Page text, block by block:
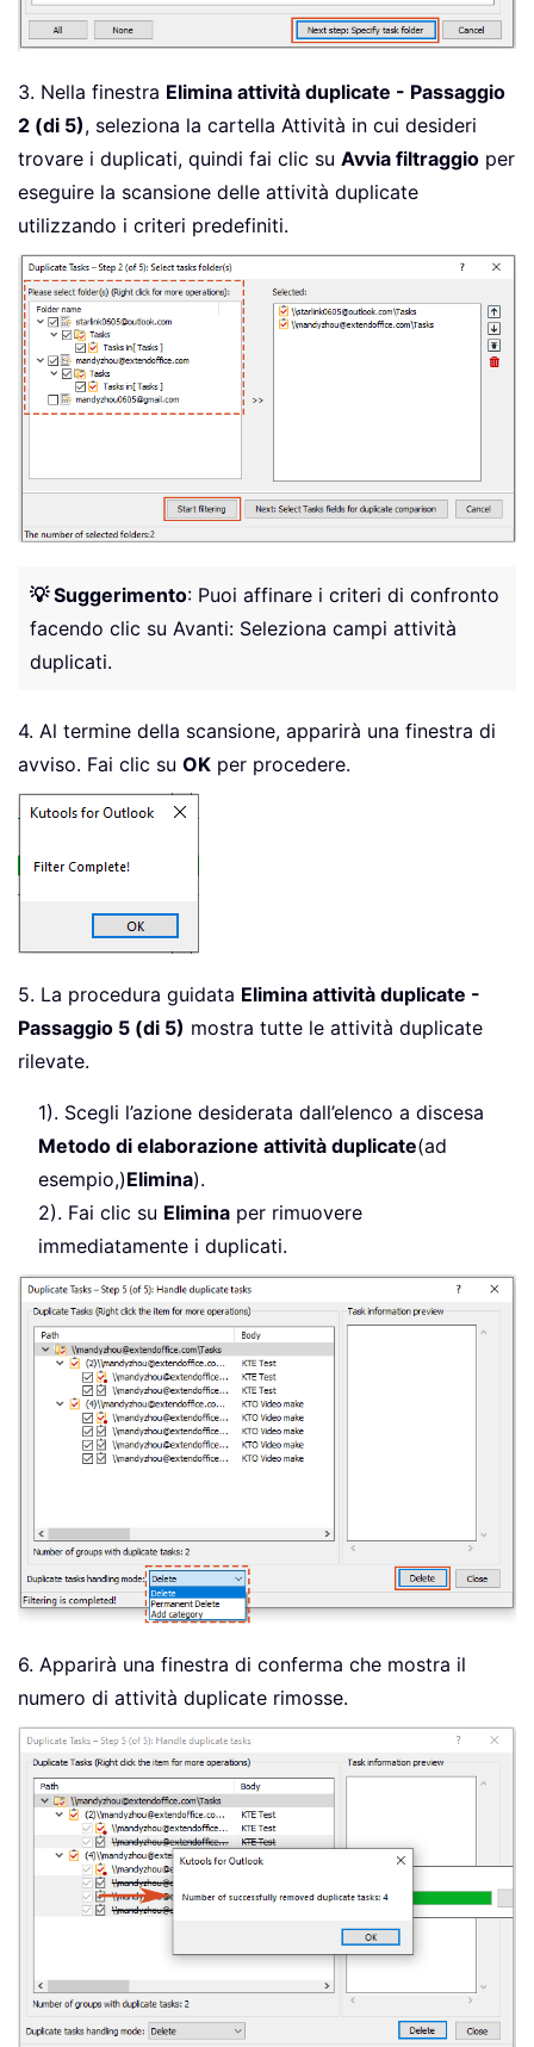
3. Nella finestra Elimina attività duplicate - Passaggio
2 (di 5), seleziona la cartella Attività in cui desideri
trovare i duplicati, quindi fai clic su Avvia filtraggio per
eseguire la scansione delle attività duplicate
utilizzando i criteri predefiniti.
💡 Suggerimento: Puoi affinare i criteri di confronto
facendo clic su Avanti: Seleziona campi attività
duplicati.
4. Al termine della scansione, apparirà una finestra di
avviso. Fai clic su OK per procedere.
5. La procedura guidata Elimina attività duplicate -
Passaggio 5 (di 5) mostra tutte le attività duplicate
rilevate.
1). Scegli l’azione desiderata dall’elenco a discesa
Metodo di elaborazione attività duplicate(ad
esempio,)Elimina).
2). Fai clic su Elimina per rimuovere
immediatamente i duplicati.
6. Apparirà una finestra di conferma che mostra il
numero di attività duplicate rimosse.